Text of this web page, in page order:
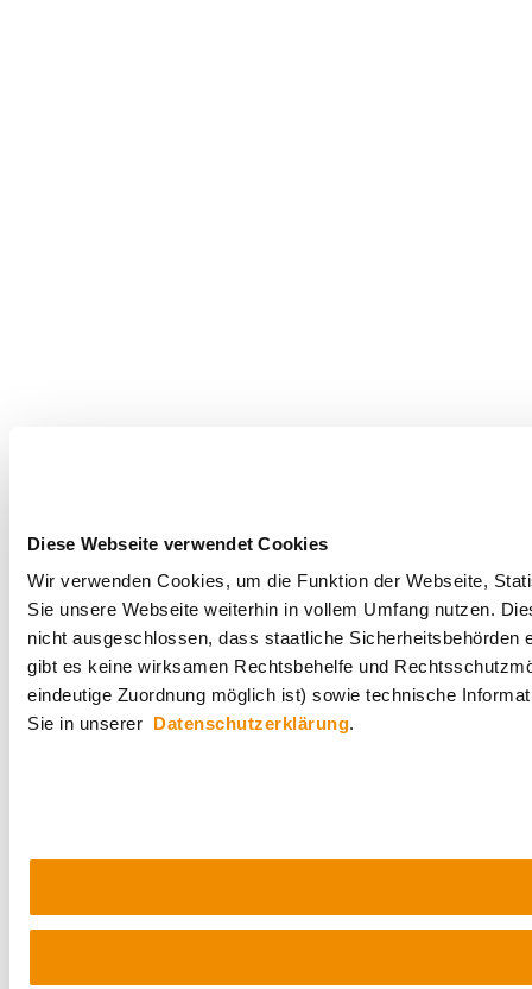
Diese Webseite verwendet Cookies
Wir verwenden Cookies, um die Funktion der Webseite,
Sie unsere Webseite weiterhin in vollem Umfang nutzen.
nicht ausgeschlossen, dass staatliche Sicherheitsbehörden
gibt es keine wirksamen Rechtsbehelfe und
eindeutige Zuordnung möglich ist) sowie technische
Sie in unserer Datenschutzerklärung.